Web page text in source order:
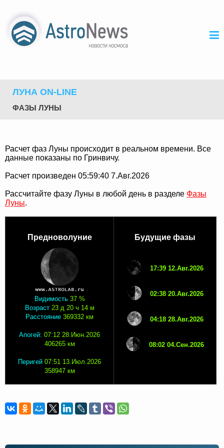
ЛУНА ON-LINE
ФАЗЫ ЛУНЫ
Расчет фаз Луны происходит в реальном времени. Все
данные показаны по Гринвичу.
Расчет произведен 05:59:40 7.Авг.2026
Рассчитайте фазу Луны в любой день в разделе Фазы
Луны.
Предноволуние
Видимость 37 %
Возраст 23 д 20 ч 14 м
Расстояние 369332 км
Апогей: 07:12 28.Июн.2026
406265 км
Перигей 07:51 13.Июл.2026
358947 км
Будущие фазы
17:39 12.Авг.2026
02:38 20.Авг.2026
04:18 28.Авг.2026
08:02 04.Сен.2026